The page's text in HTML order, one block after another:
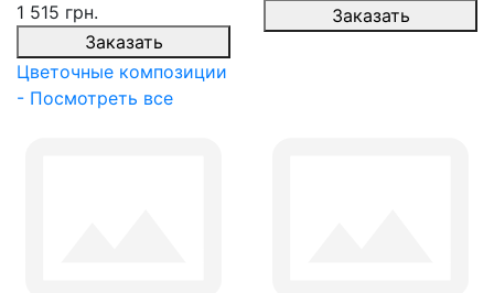
1 515 грн.
Заказать
Заказать
Цветочные композиции
- Посмотреть все